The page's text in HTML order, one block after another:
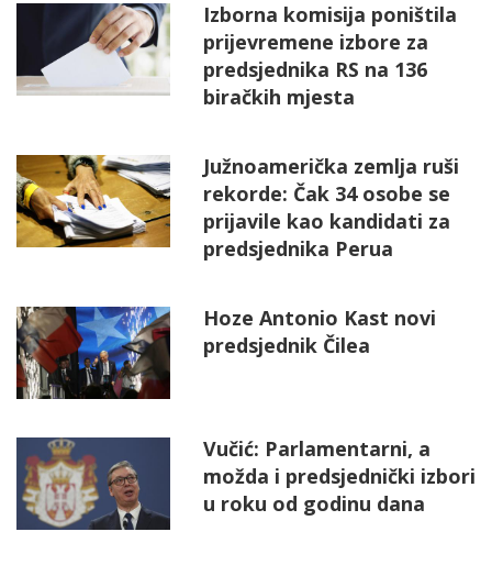
Izborna komisija poništila
prijevremene izbore za
predsjednika RS na 136
biračkih mjesta
Južnoamerička zemlja ruši
rekorde: Čak 34 osobe se
prijavile kao kandidati za
predsjednika Perua
Hoze Antonio Kast novi
predsjednik Čilea
Vučić: Parlamentarni, a
možda i predsjednički izbori
u roku od godinu dana